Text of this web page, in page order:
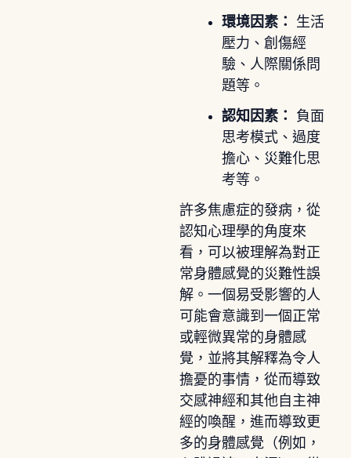
環境因素：
生活
壓力、創傷經
驗、人際關係問
題等。
認知因素：
負面
思考模式、過度
擔心、災難化思
考等。
許多焦慮症的發病，從
認知心理學的角度來
看，可以被理解為對正
常身體感覺的災難性誤
解。一個易受影響的人
可能會意識到一個正常
或輕微異常的身體感
覺，並將其解釋為令人
擔憂的事情，從而導致
交感神經和其他自主神
經的喚醒，進而導致更
多的身體感覺（例如，